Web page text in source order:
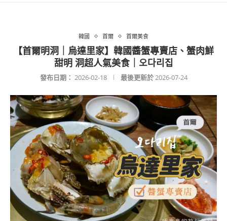
韓國 首爾 首爾美食
【首爾明洞｜烏達里家】韓國醬蟹專賣店、蟹肉鮮
甜明 洞超人氣美食｜오다리집
發布日期： 2026-02-18 最後更新於2026-07-24